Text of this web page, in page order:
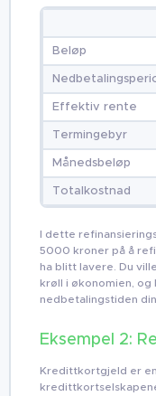
Beløp
Effektiv rente
Termingebyr
Månedsbeløp
Totalkostnad
I dette
5000 kroner på å
ha blitt lavere. Du
krøll i økonomien, og
nedbetalingstiden
Eksempel 2:
Kredittkortgjeld er